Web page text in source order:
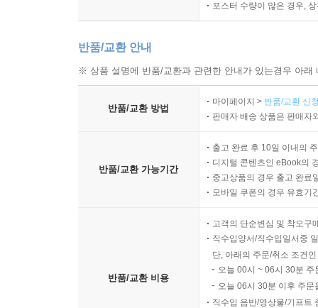
포스터 수량이 많은 경우,
반품/교환 안내
※ 상품 설명에 반품/교환과 관련한 안내가 있는경우 아
반품/교환 방법
마이페이지 > 반품/교환 신
판매자 배송 상품은 판매자
반품/교환 가능기간
출고 완료 후 10일 이내의
디지털 콘텐츠인 eBook의
중고상품의 경우 출고 완료
모바일 쿠폰의 경우 유효기
반품/교환 비용
고객의 단순변심 및 착오구
직수입양서/직수입일서중
단, 아래의 주문/취소 조건
오늘 00시 ~ 06시 30분
오늘 06시 30분 이후 주
직수입 음반/영상물/기프트